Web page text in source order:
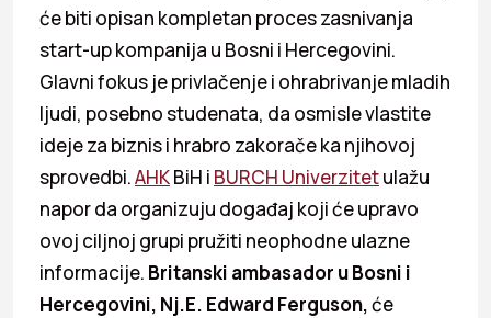
će biti opisan kompletan proces zasnivanja
start-up kompanija u Bosni i Hercegovini.
Glavni fokus je privlačenje i ohrabrivanje mladih
ljudi, posebno studenata, da osmisle vlastite
ideje za biznis i hrabro zakorače ka njihovoj
sprovedbi.AHKBiH i BURCH Univerzitetulažu
napor da organizuju događaj koji će upravo
ovoj ciljnoj grupi pružiti neophodne ulazne
informacije. Britanski ambasador u Bosni i
Hercegovini, Nj.E. Edward Ferguson,će